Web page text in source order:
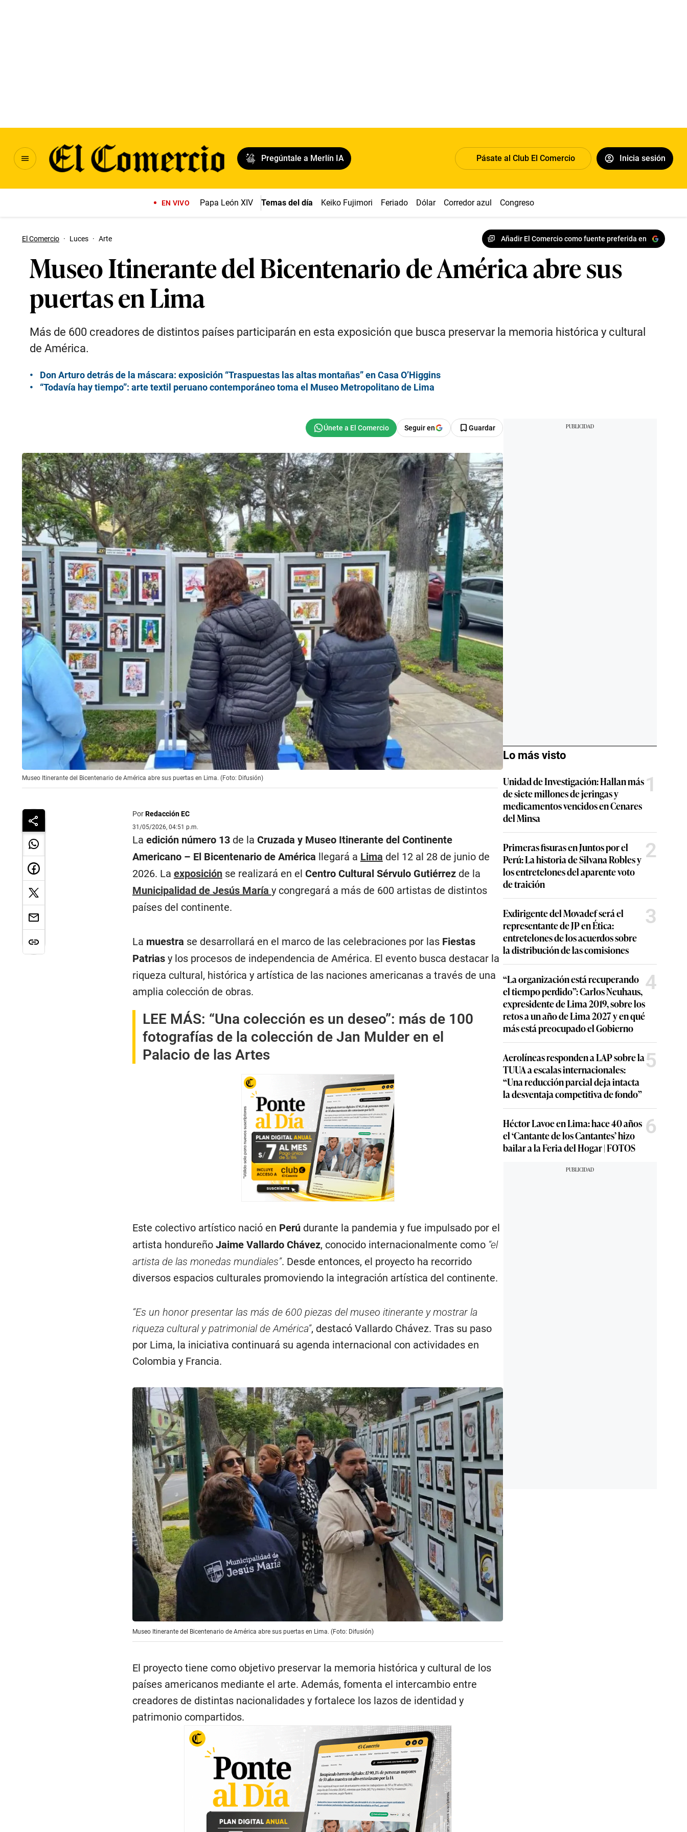
Pregúntale a Merlín IA Pásate al Club El Comercio Inicia sesión
EN VIVO Papa León XIV Temas del día Keiko Fujimori Feriado Dólar Corredor azul Congreso
El Comercio · Luces · Arte Añadir El Comercio como fuente preferida en
Museo Itinerante del Bicentenario de América abre sus
puertas en Lima
Más de 600 creadores de distintos países participarán en esta exposición que busca preservar la memoria histórica y cultural
de América.
Don Arturo detrás de la máscara: exposición “Traspuestas las altas montañas” en Casa O’Higgins
“Todavía hay tiempo”: arte textil peruano contemporáneo toma el Museo Metropolitano de Lima
Seguir en Guardar
Museo Itinerante del Bicentenario de América abre sus puertas en Lima. (Foto: Difusión)
PorRedacción EC
31/05/2026, 04:51 p.m.
La edición número 13 de la Cruzada y Museo Itinerante del Continente
Americano – El Bicentenario de América llegará a Lima del 12 al 28 de junio de
2026. La exposiciónse realizará en el Centro Cultural Sérvulo Gutiérrezde la
Municipalidad de Jesús María y congregará a más de 600 artistas de distintos
países del continente.
La muestra se desarrollará en el marco de las celebraciones por las Fiestas
Patriasy los procesos de independencia de América. El evento busca destacar la
riqueza cultural, histórica y artística de las naciones americanas a través de una
amplia colección de obras.
LEE MÁS: “Una colección es un deseo”: más de 100
fotografías de la colección de Jan Mulder en el
Palacio de las Artes
Este colectivo artístico nació en Perú durante la pandemia y fue impulsado por el
artista hondureño Jaime Vallardo Chávez, conocido internacionalmente como “el
artista de las monedas mundiales”. Desde entonces, el proyecto ha recorrido
diversos espacios culturales promoviendo la integración artística del continente.
“Es un honor presentar las más de 600 piezas del museo itinerante y mostrar la
riqueza cultural y patrimonial de América”, destacó Vallardo Chávez. Tras su paso
por Lima, la iniciativa continuará su agenda internacional con actividades en
Colombia y Francia.
Museo Itinerante del Bicentenario de América abre sus puertas en Lima. (Foto: Difusión)
El proyecto tiene como objetivo preservar la memoria histórica y cultural de los
países americanos mediante el arte. Además, fomenta el intercambio entre
creadores de distintas nacionalidades y fortalece los lazos de identidad y
patrimonio compartidos.
Lo más visto
Unidad de Investigación: Hallan más
de siete millones de jeringas y
medicamentos vencidos en Cenares
del Minsa
1
Primeras fisuras en Juntos por el
Perú: La historia de Silvana Robles y
los entretelones del aparente voto
de traición
2
Exdirigente del Movadef será el
representante de JP en Ética:
entretelones de los acuerdos sobre
la distribución de las comisiones
3
“La organización está recuperando
el tiempo perdido”: Carlos Neuhaus,
expresidente de Lima 2019, sobre los
retos a un año de Lima 2027 y en qué
más está preocupado el Gobierno
4
Aerolíneas responden a LAP sobre la
TUUA a escalas internacionales:
“Una reducción parcial deja intacta
la desventaja competitiva de fondo”
5
Héctor Lavoe en Lima: hace 40 años
el ‘Cantante de los Cantantes’ hizo
bailar a la Feria del Hogar | FOTOS
6